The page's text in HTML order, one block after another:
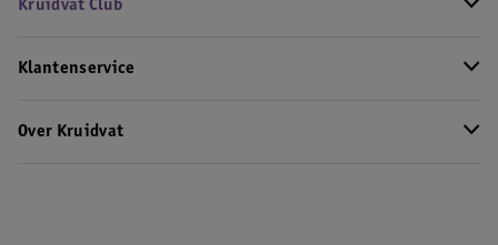
Kruidvat Club
Klantenservice
Over Kruidvat